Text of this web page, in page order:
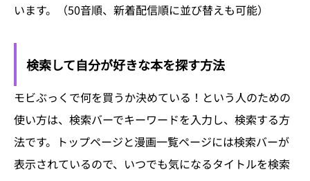
います。（50音順、新着配信順に並び替えも可能）
検索して自分が好きな本を探す方法
モビぶっくで何を買うか決めている！という人のための
使い方は、検索バーでキーワードを入力し、検索する方
法です。トップページと漫画一覧ページには検索バーが
表示されているので、いつでも気になるタイトルを検索